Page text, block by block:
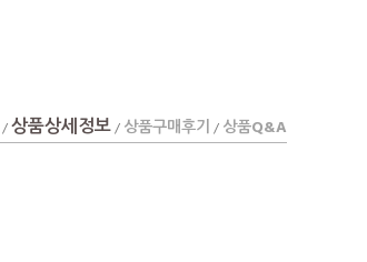
/상품상세정보/ 상품구매후기 / 상품Q&A